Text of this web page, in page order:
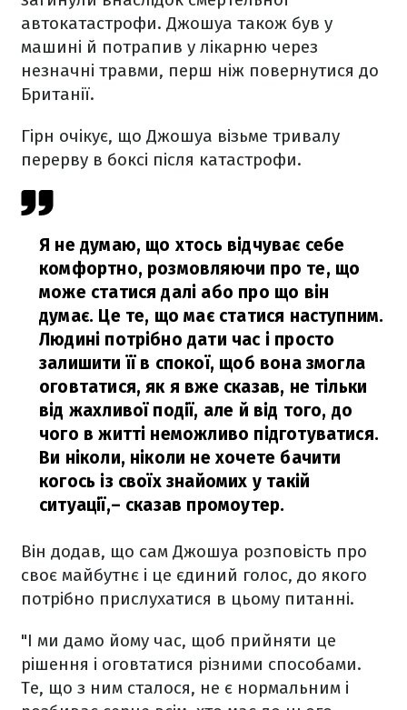
автокатастрофи. Джошуа також був у
машині й потрапив у лікарню через
незначні травми, перш ніж повернутися до
Британії.
Гірн очікує, що Джошуа візьме тривалу
перерву в боксі після катастрофи.
Я не думаю, що хтось відчуває себе
комфортно, розмовляючи про те, що
може статися далі або про що він
думає. Це те, що має статися наступним.
Людині потрібно дати час і просто
залишити її в спокої, щоб вона змогла
оговтатися, як я вже сказав, не тільки
від жахливої події, але й від того, до
чого в житті неможливо підготуватися.
Ви ніколи, ніколи не хочете бачити
когось із своїх знайомих у такій
ситуації,– сказав промоутер.
Він додав, що сам Джошуа розповість про
своє майбутнє і це єдиний голос, до якого
потрібно прислухатися в цьому питанні.
"І ми дамо йому час, щоб прийняти це
рішення і оговтатися різними способами.
Те, що з ним сталося, не є нормальним і